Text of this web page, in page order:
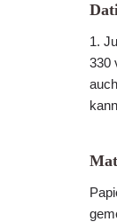
1.
330